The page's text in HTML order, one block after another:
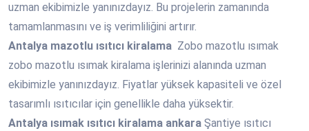
uzman ekibimizle yanınızdayız. Bu projelerin zamanında
tamamlanmasını ve iş verimliliğini artırır.
Antalya mazotlu ısıtıcı kiralama Zobo mazotlu ısımak
zobo mazotlu ısımak kiralama işlerinizi alanında uzman
ekibimizle yanınızdayız. Fiyatlar yüksek kapasiteli ve özel
tasarımlı ısıtıcılar için genellikle daha yüksektir.
Antalya ısımak ısıtıcı kiralama ankara Şantiye ısıtıcı